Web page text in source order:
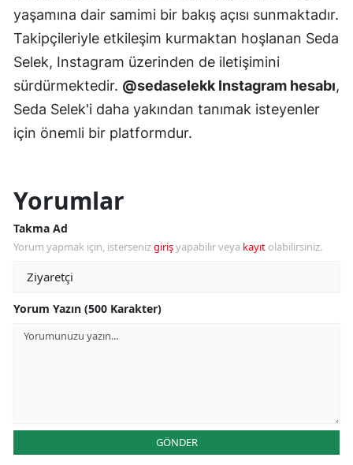
yaşamına dair samimi bir bakış açısı sunmaktadır.
Takipçileriyle etkileşim kurmaktan hoşlanan Seda
Selek, Instagram üzerinden de iletişimini
sürdürmektedir. @sedaselekk Instagram hesabı,
Seda Selek'i daha yakından tanımak isteyenler
için önemli bir platformdur.
Yorumlar
Takma Ad
Yorum yapmak için, istersenizgirişyapabilir veya kayıt olabilirsiniz.
Yorum Yazın (500 Karakter)
GÖNDER